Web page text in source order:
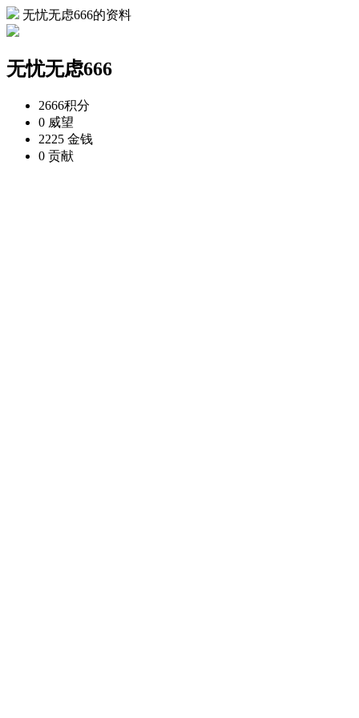
无忧无虑666的资料
无忧无虑666
2666积分
0 威望
2225 金钱
0 贡献